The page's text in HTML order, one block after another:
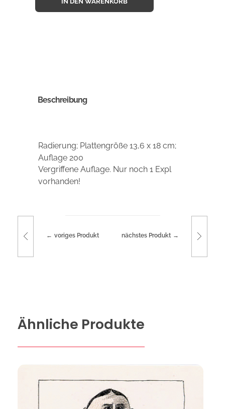
Beschreibung
Radierung; Plattengröße 13,6 x 18 cm;
Auflage 200
Vergriffene Auflage. Nur noch 1 Expl
vorhanden!
voriges Produkt nächstes Produkt
Ähnliche Produkte